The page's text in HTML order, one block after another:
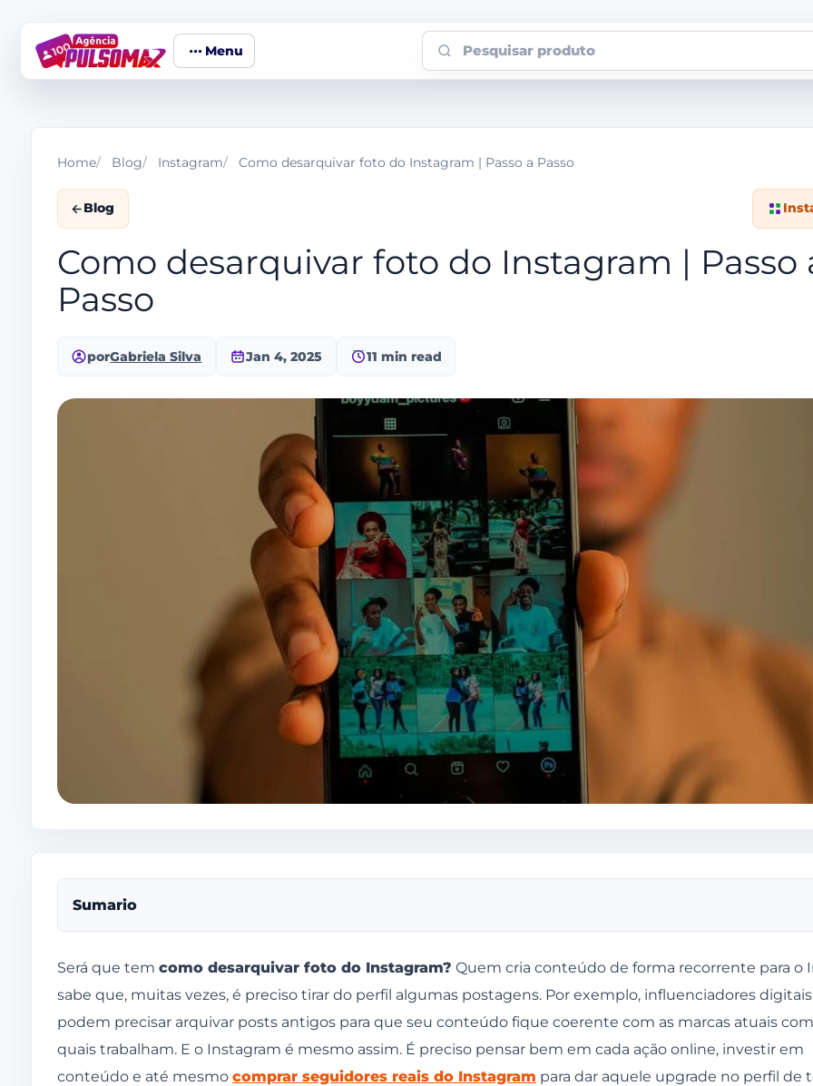
Menu
Pesquisar produto
Home Blog Instagram Como desarquivar foto do Instagram | Passo a Passo
Blog
Como desarquivar foto do Instagram | Passo
Passo
porGabriela Silva Jan 4, 2025 11 min read
Sumario
Como desarquivar foto do Instagram?
Como desarquivar foto do Instagram passo a passo
Clique na miniatura da sua foto de perfil no canto inferior direito da tela.
Em seguida, clique no botão de 3 traços no canto superior direito da tela.
Será que tem como desarquivar foto do Instagram? Quem cria conteúdo de forma recorrente para o
sabe que, muitas vezes, é preciso tirar do perfil algumas postagens. Por exemplo, influenciadores digitais
podem precisar arquivar posts antigos para que seu conteúdo fique coerente com as marcas atuais
quais trabalham. E o Instagram é mesmo assim. É preciso pensar bem em cada ação online, investir em
conteúdo e até mesmo comprar seguidores reais do Instagram para dar aquele upgrade no perfil de